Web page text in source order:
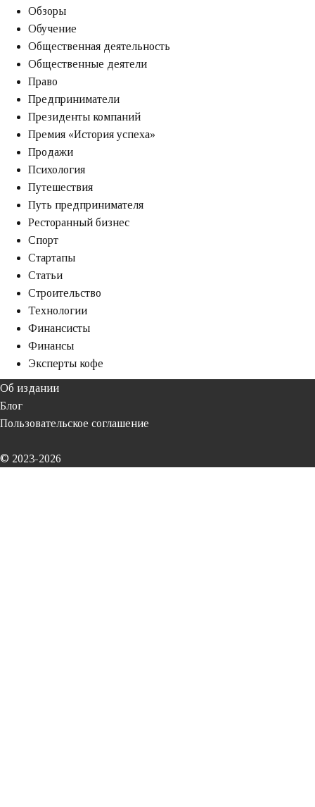
Обзоры
Обучение
Общественная деятельность
Общественные деятели
Право
Предприниматели
Президенты компаний
Премия «‎История успеха»‎
Продажи
Психология
Путешествия
Путь предпринимателя
Ресторанный бизнес
Спорт
Стартапы
Статьи
Строительство
Технологии
Финансисты
Финансы
Эксперты кофе
Об издании
Блог
Пользовательское соглашение
© 2023-2026